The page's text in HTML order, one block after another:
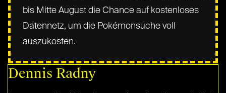
bis Mitte August die Chance auf kostenloses
Datennetz, um die Pokémonsuche voll
auszukosten.
Dennis Radny